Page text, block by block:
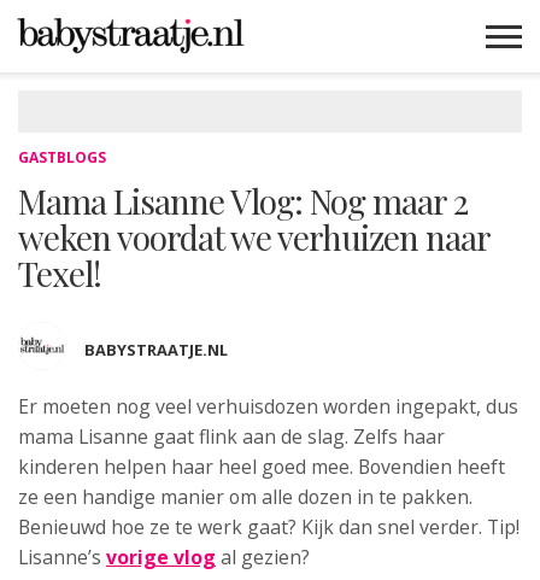
GASTBLOGS
Mama Lisanne Vlog: Nog maar 2
weken voordat we verhuizen naar
Texel!
BABYSTRAATJE.NL
Er moeten nog veel verhuisdozen worden ingepakt, dus
mama Lisanne gaat flink aan de slag. Zelfs haar
kinderen helpen haar heel goed mee. Bovendien heeft
ze een handige manier om alle dozen in te pakken.
Benieuwd hoe ze te werk gaat? Kijk dan snel verder. Tip!
Lisanne’s vorige vlog al gezien?